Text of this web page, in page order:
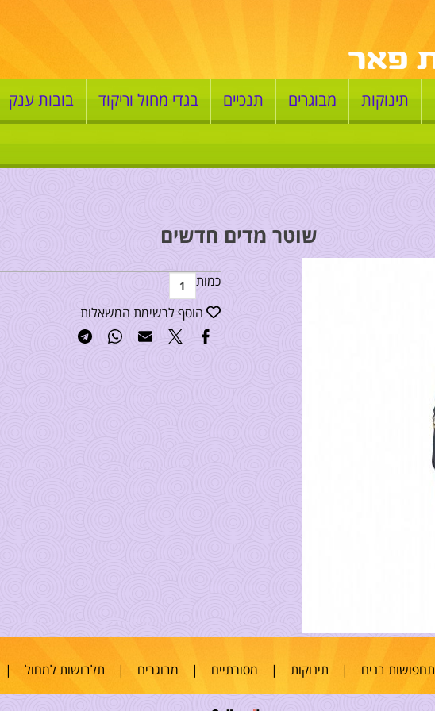
תינוקות מבוגרים תנכיים בגדי מחול וריקוד בובות ענק
שוטר מדים חדשים
כמות
הוסף לרשימת המשאלות
תחפושות בנים | תינוקות | מסורתיים | מבוגרים | תלבושות למחול |